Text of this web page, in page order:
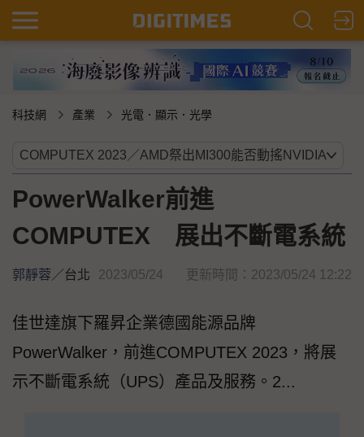
科技網 產業 光電．顯示．光學
PowerWalker前進
COMPUTEX 展出不斷電系統
郭靜蓉／台北 2023/05/24 更新時間：2023/05/24 12:22
佳世達旗下羅昇企業德國能源品牌
PowerWalker，前進COMPUTEX 2023，將展
示不斷電系統（UPS）產品及服務。2...